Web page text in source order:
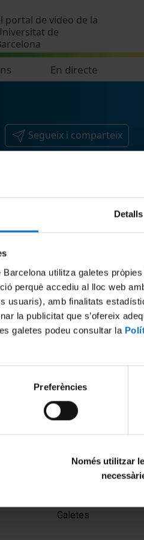
Detalls
utilitza galetes
perquè accediu al lloc web
usuaris), amb finalitats
la publicitat que s’ofereix
galetes podeu consultar la
Preferències
Només utilitzar
portal de vídeo de la
de
En directe
Segueix i comparteix
dels 50 anys de
Galetes